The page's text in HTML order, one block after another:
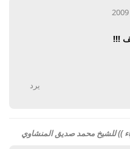
!!!
يرد
)) للشيخ محمد صديق المنشاوي